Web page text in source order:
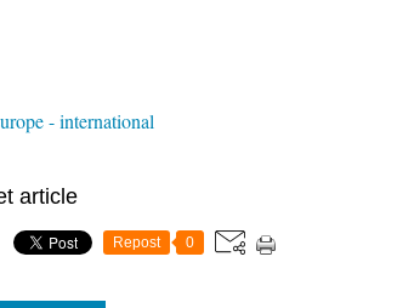
- international
article
Repost 0